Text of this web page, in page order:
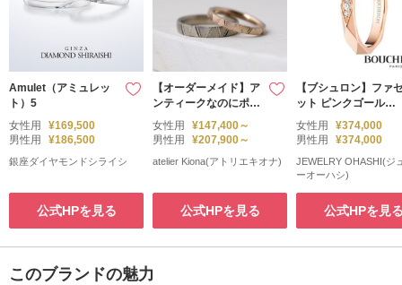
Amulet（アミュレッ
ト）5
女性用
¥169,500
男性用
¥186,500
銀座ダイヤモンドシライシ
公式HPを見る
【オーダーメイド】ア
ンティークなのにポッ
プ！お洒落でかわいい
結婚指輪♪
女性用
¥147,400～
男性用
¥207,900～
atelier Kiona(アトリエキオナ)
公式HPを見る
【ブシュロン】ファ
ット ピンクゴールド
3ダイヤモンドリング
女性用
¥374,000
男性用
¥374,000
JEWELRY OHASHI(ジ
ーオーハシ)
公式HPを見
このブランドの魅力